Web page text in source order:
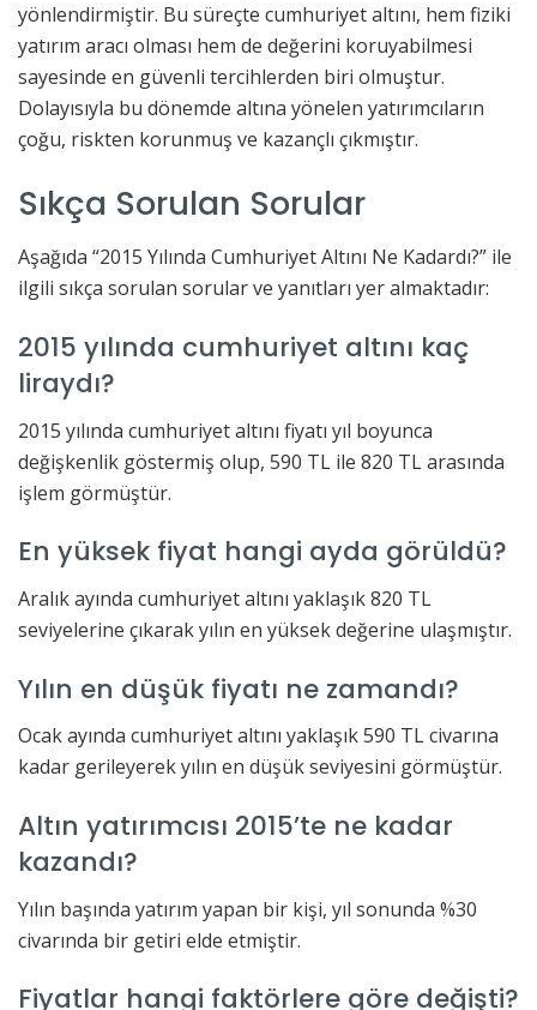
yönlendirmiştir. Bu süreçte cumhuriyet altını, hem fiziki
yatırım aracı olması hem de değerini koruyabilmesi
sayesinde en güvenli tercihlerden biri olmuştur.
Dolayısıyla bu dönemde altına yönelen yatırımcıların
çoğu, riskten korunmuş ve kazançlı çıkmıştır.
Sıkça Sorulan Sorular
Aşağıda “2015 Yılında Cumhuriyet Altını Ne Kadardı?” ile
ilgili sıkça sorulan sorular ve yanıtları yer almaktadır:
2015 yılında cumhuriyet altını kaç
liraydı?
2015 yılında cumhuriyet altını fiyatı yıl boyunca
değişkenlik göstermiş olup, 590 TL ile 820 TL arasında
işlem görmüştür.
En yüksek fiyat hangi ayda görüldü?
Aralık ayında cumhuriyet altını yaklaşık 820 TL
seviyelerine çıkarak yılın en yüksek değerine ulaşmıştır.
Yılın en düşük fiyatı ne zamandı?
Ocak ayında cumhuriyet altını yaklaşık 590 TL civarına
kadar gerileyerek yılın en düşük seviyesini görmüştür.
Altın yatırımcısı 2015’te ne kadar
kazandı?
Yılın başında yatırım yapan bir kişi, yıl sonunda %30
civarında bir getiri elde etmiştir.
Fiyatlar hangi faktörlere göre değişti?